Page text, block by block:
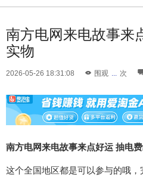
南方电网来电故事来
实物
2026-05-26 18:31:08 围观 ... 次
南方电网来电故事来点好运 抽电
这个全国地区都是可以参与的哦